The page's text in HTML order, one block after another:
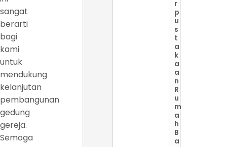
sangat
berarti
bagi
kami
untuk
mendukung
kelanjutan
pembangunan
gedung
gereja.
Semoga
r
p
u
s
t
a
k
a
a
n
R
u
m
a
h
B
a